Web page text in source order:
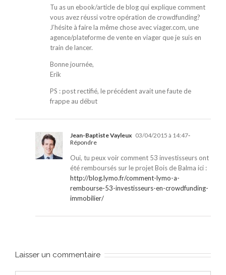
Tu as un ebook/article de blog qui explique comment
vous avez réussi votre opération de crowdfunding?
J’hésite à faire la même chose avec viager.com, une
agence/plateforme de vente en viager que je suis en
train de lancer.
Bonne journée,
Erik
PS : post rectifié, le précédent avait une faute de
frappe au début
Jean-Baptiste Vayleux 03/04/2015 à 14:47-
Répondre
Oui, tu peux voir comment 53 investisseurs ont
été remboursés sur le projet Bois de Balma ici :
http://blog.lymo.fr/comment-lymo-a-
rembourse-53-investisseurs-en-crowdfunding-
immobilier/
Laisser un commentaire